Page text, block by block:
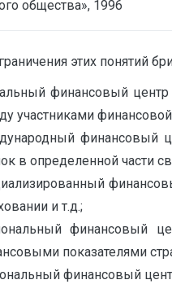
общества», 1996
этих понятий
финансовый
участниками
финансовый
в определенной части
и т.д.;
финансовый
показателями
финансовый